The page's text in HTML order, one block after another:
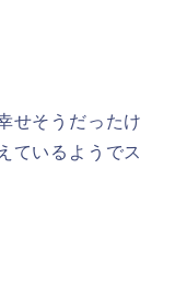
せそうだったけ
ているようでス